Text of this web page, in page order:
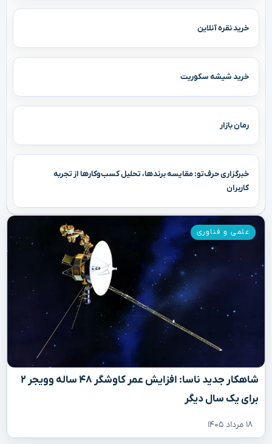
خرید نقره آنلاین
خرید شیشه سکوریت
رمان بازار
خبرگزاری حرف‌تو: مقایسه برندها، تحلیل کسب‌وکارها از تجربه
کاربران
شاهکار جدید ناسا: افزایش عمر کاوشگر ۴۸ ساله وویجر ۲
برای یک سال دیگر
۱۸ مرداد ۱۴۰۵
علمی و فناوری